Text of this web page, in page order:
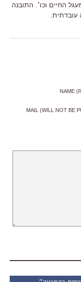
רעים שלו משנות ה90, כמו מעגל החיים וכו׳. התובנה
NAME
MAIL (WILL NOT BE